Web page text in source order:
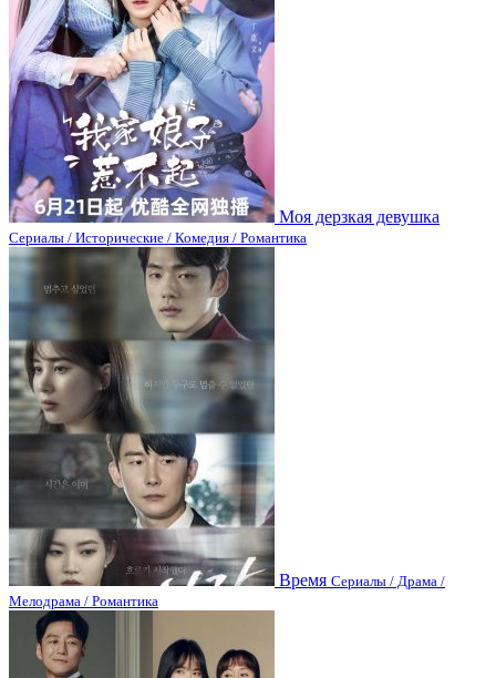
Моя дерзкая девушка
Сериалы / Исторические / Комедия / Романтика
Время Сериалы / Драма /
Мелодрама / Романтика